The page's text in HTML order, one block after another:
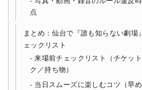
点
まとめ：仙台で『誰も知らない劇場
ェックリスト
来場前チェックリスト（チケッ
ク／持ち物）
当日スムーズに楽しむコツ（早